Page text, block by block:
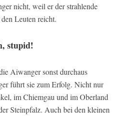
nicht, weil er der strahlende
Leuten reicht.
stupid!
Aiwanger sonst durchaus
führt sie zum Erfolg. Nicht nur
im Chiemgau und im Oberland
Steinpfalz. Auch bei den kleinen